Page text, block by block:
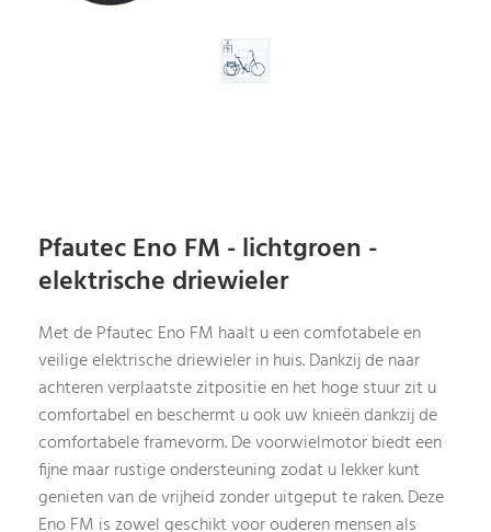
Pfautec Eno FM - lichtgroen -
elektrische driewieler
Met de Pfautec Eno FM haalt u een comfotabele en
veilige elektrische driewieler in huis. Dankzij de naar
achteren verplaatste zitpositie en het hoge stuur zit u
comfortabel en beschermt u ook uw knieën dankzij de
comfortabele framevorm. De voorwielmotor biedt een
fijne maar rustige ondersteuning zodat u lekker kunt
genieten van de vrijheid zonder uitgeput te raken. Deze
Eno FM is zowel geschikt voor ouderen mensen als